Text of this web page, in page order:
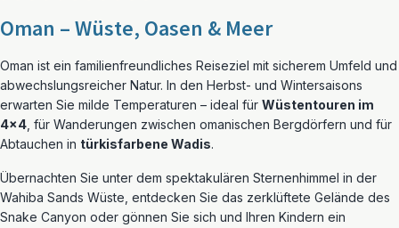
Oman – Wüste, Oasen & Meer
Oman ist ein familienfreundliches Reiseziel mit sicherem Umfeld und
abwechslungsreicher Natur. In den Herbst- und Wintersaisons
erwarten Sie milde Temperaturen – ideal für Wüstentouren im
4×4 , für Wanderungen zwischen omanischen Bergdörfern und für
Abtauchen in türkisfarbene Wadis.
Übernachten Sie unter dem spektakulären Sternenhimmel in der
Wahiba Sands Wüste, entdecken Sie das zerklüftete Gelände des
Snake Canyon oder gönnen Sie sich und Ihren Kindern ein